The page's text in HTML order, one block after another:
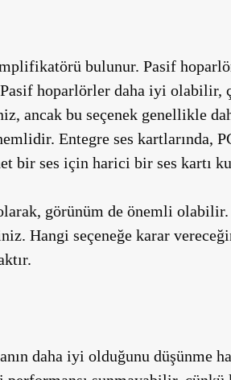
bulunur. Pasif
hoparlörler daha iyi olabilir,
bu seçenek genellikle
Entegre ses kartlarında,
bir ses için harici bir ses kartı
görünüm de önemli
Hangi seçeneğe karar
daha iyi olduğunu düşünme